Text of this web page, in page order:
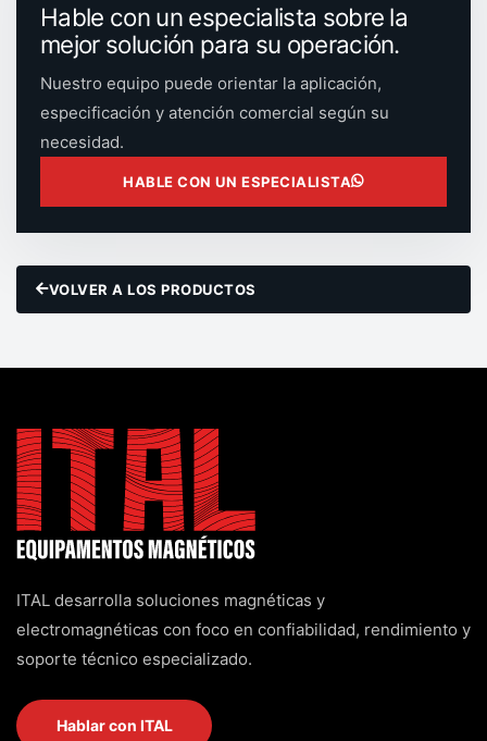
Hable con un especialista sobre la
mejor solución para su operación.
Nuestro equipo puede orientar la aplicación,
especificación y atención comercial según su
necesidad.
HABLE CON UN ESPECIALISTA
VOLVER A LOS PRODUCTOS
ITAL desarrolla soluciones magnéticas y
electromagnéticas con foco en confiabilidad, rendimiento y
soporte técnico especializado.
Hablar con ITAL